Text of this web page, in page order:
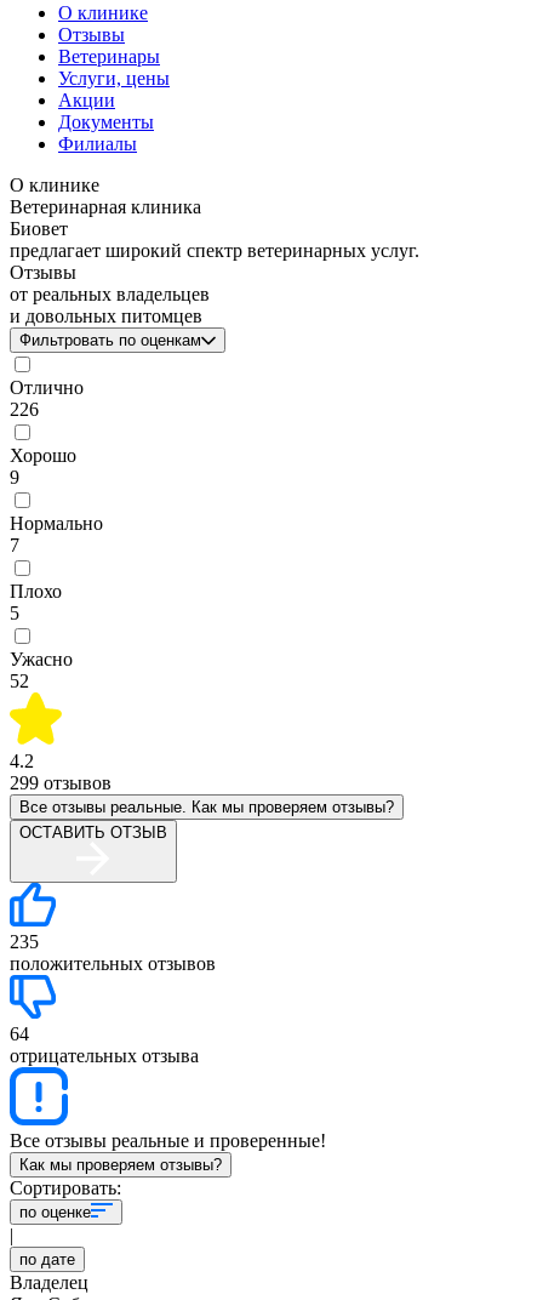
О клинике
Отзывы
Ветеринары
Услуги, цены
Акции
Документы
Филиалы
О клинике
Ветеринарная клиника
Биовет
предлагает широкий спектр ветеринарных услуг.
Отзывы
от реальных владельцев
и довольных питомцев
Фильтровать по оценкам
Отлично
226
Хорошо
9
Нормально
7
Плохо
5
Ужасно
52
4.2
299 отзывов
Все отзывы реальные. Как мы проверяем отзывы?
ОСТАВИТЬ ОТЗЫВ
235
положительных отзывов
64
отрицательных отзыва
Все отзывы реальные и проверенные!
Как мы проверяем отзывы?
Сортировать:
по оценке
|
по дате
Владелец